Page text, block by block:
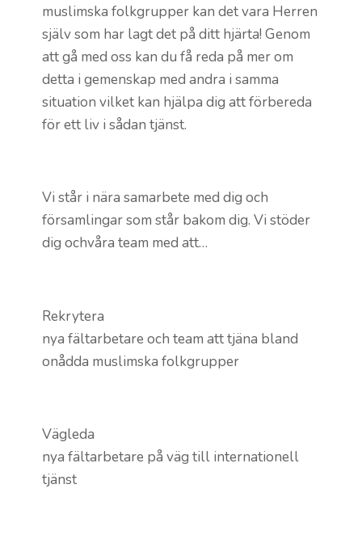
muslimska folkgrupper kan det vara Herren
själv som har lagt det på ditt hjärta! Genom
att gå med oss kan du få reda på mer om
detta i gemenskap med andra i samma
situation vilket kan hjälpa dig att förbereda
för ett liv i sådan tjänst.
Vi står i nära samarbete med dig och
församlingar som står bakom dig. Vi stöder
dig ochvåra team med att…
Rekrytera
nya fältarbetare och team att tjäna bland
onådda muslimska folkgrupper
Vägleda
nya fältarbetare på väg till internationell
tjänst